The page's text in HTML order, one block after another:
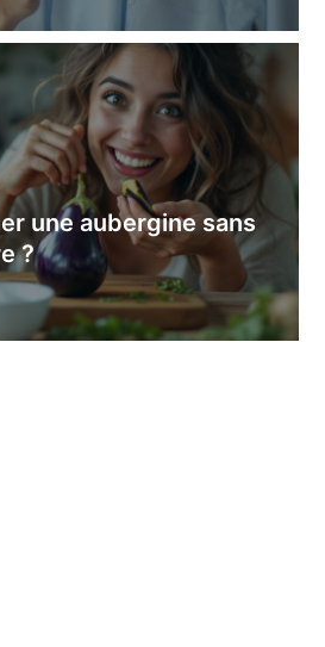
une aubergine sans
?